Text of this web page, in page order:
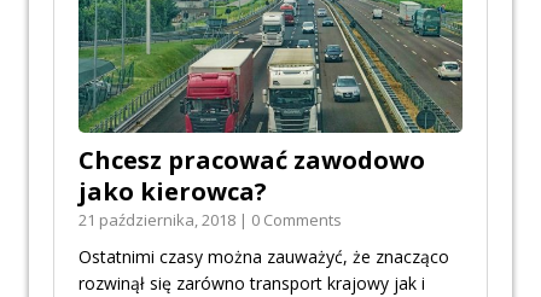
Chcesz pracować zawodowo
jako kierowca?
21 października, 2018 | 0 Comments
Ostatnimi czasy można zauważyć, że znacząco
rozwinął się zarówno transport krajowy jak i